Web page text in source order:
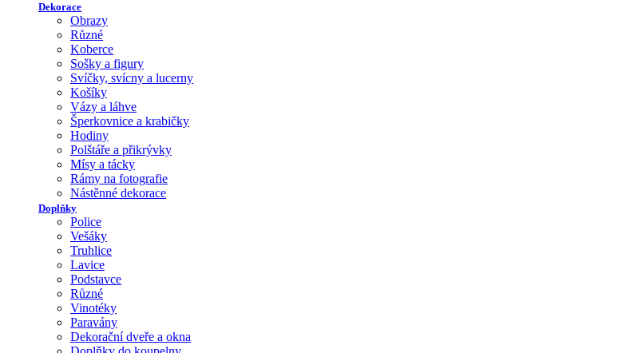
Dekorace
Obrazy
Různé
Koberce
Sošky a figury
Svíčky, svícny a lucerny
Košíky
Vázy a láhve
Šperkovnice a krabičky
Hodiny
Polštáře a přikrývky
Mísy a tácky
Rámy na fotografie
Nástěnné dekorace
Doplňky
Police
Vešáky
Truhlice
Lavice
Podstavce
Různé
Vinotéky
Paravány
Dekorační dveře a okna